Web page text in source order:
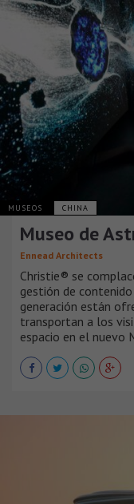
MUSEOS CHINA
Museo de
Ennead Architects
Christie® se
gestión de
generación están
transportan a los
espacio en el nuevo